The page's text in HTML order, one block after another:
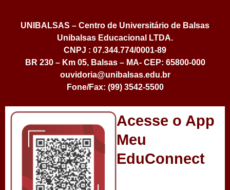
UNIBALSAS – Centro de Universitário de Balsas
Unibalsas Educacional LTDA.
CNPJ : 07.344.774/0001-89
BR 230 – Km 05, Balsas – MA- CEP: 65800-000
ouvidoria@unibalsas.edu.br
Fone/Fax: (99) 3542-5500
Acesse o App
Meu
EduConnect